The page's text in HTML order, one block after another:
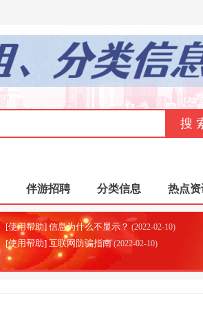
伴游招聘 分类信息 热点资
[使用帮助] 信息为什么不显示？ (2022-02-10)
[使用帮助] 互联网防骗指南 (2022-02-10)